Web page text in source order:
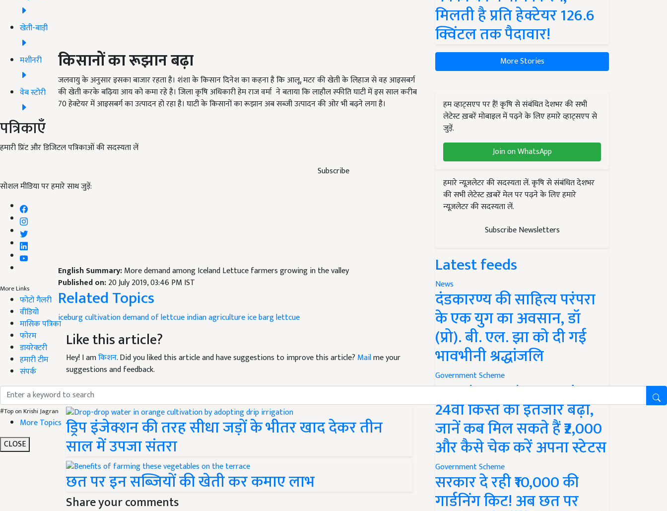
खेती-बाड़ी
मशीनरी
वेब स्टोरी
पत्रिकाएँ
हमारी प्रिंट और डिजिटल पत्रिकाओं की सदस्यता लें
Subscribe
सोशल मीडिया पर हमारे साथ जुड़ें:
More Links
फोटो गैलरी
वीडियो
मासिक पत्रिका
फोरम
डायरेक्टरी
हमारी टीम
संपर्क
#Top on Krishi Jagran
More Topics
CLOSE
किसानों का रूझान बढ़ा
जलवायु के अनुसार इसका बाजार रहता है। शंशा के किसान दिनेश का कहना है कि आलू, मटर की खेती के लिहाज से वह आइसबर्ग
की खेती करके बढ़िया आय को कमा रहे है। जिला कृषि अधिकारी हेम राज वर्मा ने बताया कि लाहौल स्फीति घाटी में इस साल करीब
70 हेक्टेयर में आइसबर्ग का उत्पादन हो रहा है। घाटी के किसानों का रूझान अब सब्जी उत्पादन की ओर भी बढ़ने लगा है।
English Summary:More demand among Iceland Lettuce farmers growing in the valley
Published on:20 July 2019, 03:46 PM IST
Related Topics
iceburg cultivationdemand of lettcueindian agricultureice barg lettcue
Like this article?
Hey! I amकिशन. Did you liked this article and have suggestions to improve this article? Mailme your
suggestions and feedback.
Read next
ड्रिप इंजेक्शन की तरह सीधा जड़ों के भीतर खाद देकर तीन
साल में उपजा संतरा
छत पर इन सब्जियों की खेती कर कमाए लाभ
Share your comments
मिलती है प्रति हेक्टेयर 126.6
क्विंटल तक पैदावार!
More Stories
हम व्हाट्सएप पर हैं! कृषि से संबंधित देशभर की सभी
लेटेस्ट ख़बरें मोबाइल में पढ़ने के लिए हमारे व्हाट्सएप से
जुड़ें.
Join on WhatsApp
हमारे न्यूज़लेटर की सदस्यता लें. कृषि से संबंधित देशभर
की सभी लेटेस्ट ख़बरें मेल पर पढ़ने के लिए हमारे
न्यूज़लेटर की सदस्यता लें.
Subscribe Newsletters
Latest feeds
News
दंडकारण्य की साहित्य परंपरा
के एक युग का अवसान, डॉ
(प्रो). बी. एल. झा को दी गई
भावभीनी श्रद्धांजलि
Government Scheme
PM Kisan Yojana Update:
24वीं किस्त का इंतजार बढ़ा,
जानें कब मिल सकते हैं ₹2,000
और कैसे चेक करें अपना स्टेटस
Government Scheme
सरकार दे रही ₹10,000 की
गार्डनिंग किट! अब छत पर